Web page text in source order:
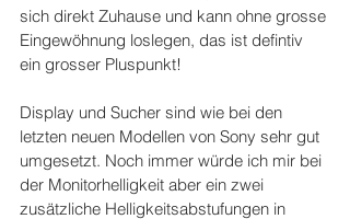
sich direkt Zuhause und kann ohne grosse
Eingewöhnung loslegen, das ist defintiv
ein grosser Pluspunkt!
Display und Sucher sind wie bei den
letzten neuen Modellen von Sony sehr gut
umgesetzt. Noch immer würde ich mir bei
der Monitorhelligkeit aber ein zwei
zusätzliche Helligkeitsabstufungen in